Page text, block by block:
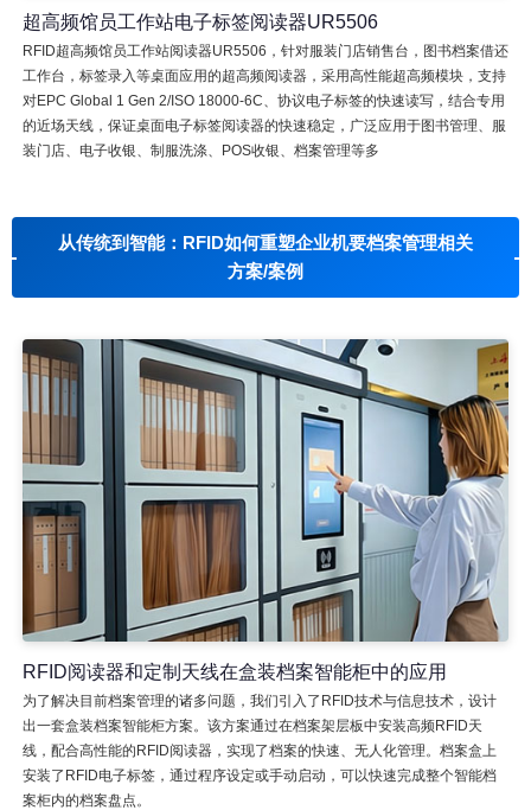
超高频馆员工作站电子标签阅读器UR5506
RFID超高频馆员工作站阅读器UR5506，针对服装门店销售台，图书档案借还
工作台，标签录入等桌面应用的超高频阅读器，采用高性能超高频模块，支持
对EPC Global 1 Gen 2/ISO 18000-6C、协议电子标签的快速读写，结合专用
的近场天线，保证桌面电子标签阅读器的快速稳定，广泛应用于图书管理、服
装门店、电子收银、制服洗涤、POS收银、档案管理等多
从传统到智能：RFID如何重塑企业机要档案管理相关
方案/案例
RFID阅读器和定制天线在盒装档案智能柜中的应用
为了解决目前档案管理的诸多问题，我们引入了RFID技术与信息技术，设计
出一套盒装档案智能柜方案。该方案通过在档案架层板中安装高频RFID天
线，配合高性能的RFID阅读器，实现了档案的快速、无人化管理。档案盒上
安装了RFID电子标签，通过程序设定或手动启动，可以快速完成整个智能档
案柜内的档案盘点。